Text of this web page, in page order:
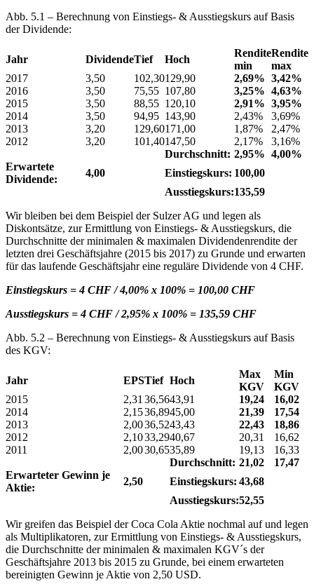
Abb. 5.1 – Berechnung von Einstiegs- & Ausstiegskurs auf Basis
der Dividende:
Jahr DividendeTief Hoch
Rendite
min
Rendite
max
2017
3,50 102,30129,90 2,69% 3,42%
2016
3,50 75,55 107,80 3,25% 4,63%
2015
3,50 88,55 120,10 2,91% 3,95%
2014
3,50 94,95 143,90 2,43%
3,69%
2013
3,20 129,60171,00 1,87%
2,47%
2012
3,20 101,40147,50 2,17%
3,16%
Durchschnitt: 2,95% 4,00%
Erwartete
Dividende:
4,00 Einstiegskurs: 100,00
Ausstiegskurs:135,59
Wir bleiben bei dem Beispiel der Sulzer AG und legen als
Diskontsätze, zur Ermittlung von Einstiegs- & Ausstiegskurs, die
Durchschnitte der minimalen & maximalen Dividendenrendite der
letzten drei Geschäftsjahre (2015 bis 2017) zu Grunde und erwarten
für das laufende Geschäftsjahr eine reguläre Dividende von 4 CHF.
Einstiegskurs = 4 CHF / 4,00% x 100% = 100,00 CHF
Ausstiegskurs = 4 CHF / 2,95% x 100% = 135,59 CHF
Abb. 5.2 – Berechnung von Einstiegs- & Ausstiegskurs auf Basis
des KGV:
Jahr EPSTief Hoch
Max
KGV
Min
KGV
2015
2,31 36,5643,91 19,24
16,02
2014
2,1536,8945,00 21,39
17,54
2013
2,0036,5243,43 22,43
18,86
2012
2,1033,2940,67 20,31
16,62
2011
2,0030,6535,89 19,13
16,33
Durchschnitt: 21,02
17,47
Erwarteter Gewinn je
Aktie:
2,50 Einstiegskurs: 43,68
Ausstiegskurs:52,55
Wir greifen das Beispiel der Coca Cola Aktie nochmal auf und legen
als Multiplikatoren, zur Ermittlung von Einstiegs- & Ausstiegskurs,
die Durchschnitte der minimalen & maximalen KGV´s der
Geschäftsjahre 2013 bis 2015 zu Grunde, bei einem erwarteten
bereinigten Gewinn je Aktie von 2,50 USD.